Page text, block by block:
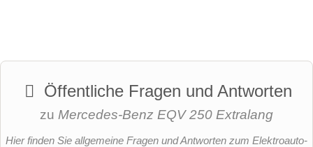
Öffentliche Fragen und Antworten
zu Mercedes-Benz EQV 250 Extralang
Hier finden Sie allgemeine Fragen und Antworten zum Elektroauto-